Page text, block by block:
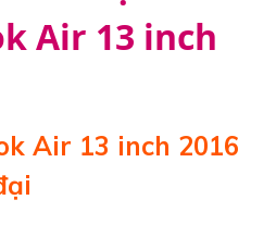
Air 13 inch
Air 13 inch 2016